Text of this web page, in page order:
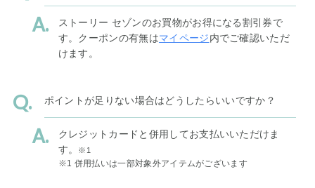
ストーリー セゾンのお買物がお得になる割引券で
す。クーポンの有無はマイページ内でご確認いただ
けます。
ポイントが足りない場合はどうしたらいいですか？
クレジットカードと併用してお支払いいただけま
す。
※1
※1 併用払いは一部対象外アイテムがございます